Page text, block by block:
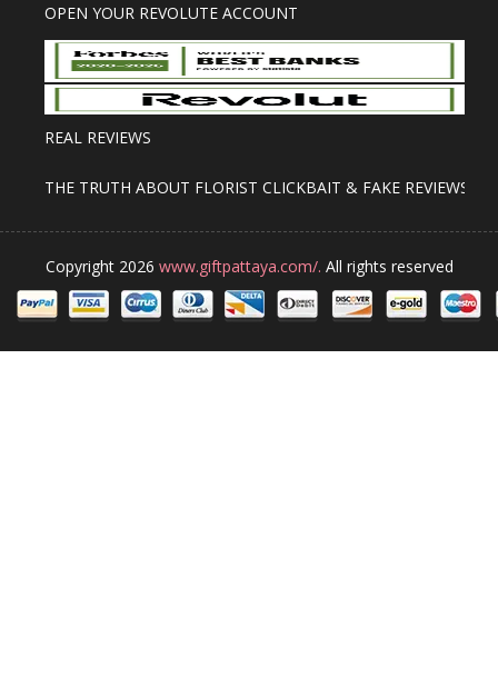
OPEN YOUR REVOLUTE ACCOUNT
REAL REVIEWS
THE TRUTH ABOUT FLORIST CLICKBAIT & FAKE REVIEWS
Copyright 2026 www.giftpattaya.com/. All rights reserved